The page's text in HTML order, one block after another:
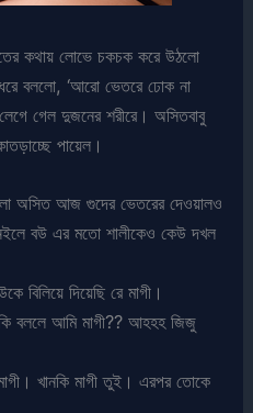
কথায় লোভে চকচক করে উঠলো
বললো, ‘আরো ভেতরে ঢোক না
গেল দুজনের শরীরে। অসিতবাবু
পায়েল।
অসিত আজ গুদের ভেতরের দেওয়ালও
নইলে বউ এর মতো শালীকেও কেউ দখল
বিলিয়ে দিয়েছি রে মাগী।
বললে আমি মাগী?? আহহহ জিজু
খানকি মাগী তুই। এরপর তোকে